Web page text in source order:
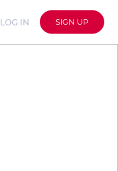
LOG IN SIGN UP